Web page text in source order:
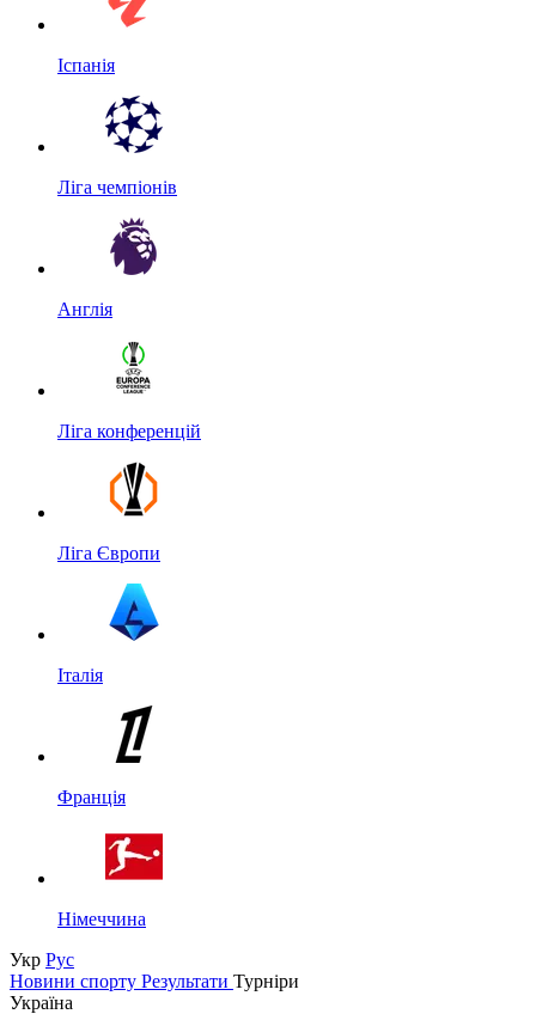
Іспанія
Ліга чемпіонів
Англія
Ліга конференцій
Ліга Європи
Італія
Франція
Німеччина
Укр Рус
Новини спорту Результати Турніри
Україна